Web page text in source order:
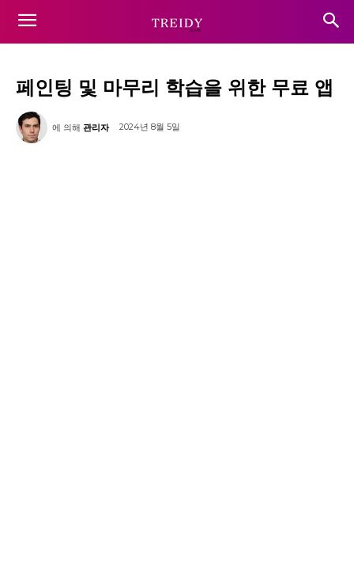
페인팅 및 마무리 학습을 위한 무료 앱
에 의해 관리자 2024년 8월 5일